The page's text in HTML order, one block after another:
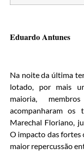
Eduardo Antunes
Na noite da última
lotado, por mais
maioria,
acompanharam os
Marechal Floriano,
O impacto das fortes
maior repercussão